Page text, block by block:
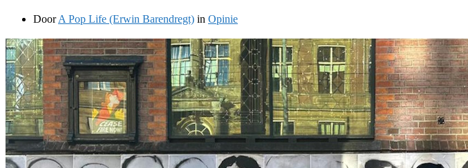
DoorA Pop Life (Erwin Barendregt) in Opinie